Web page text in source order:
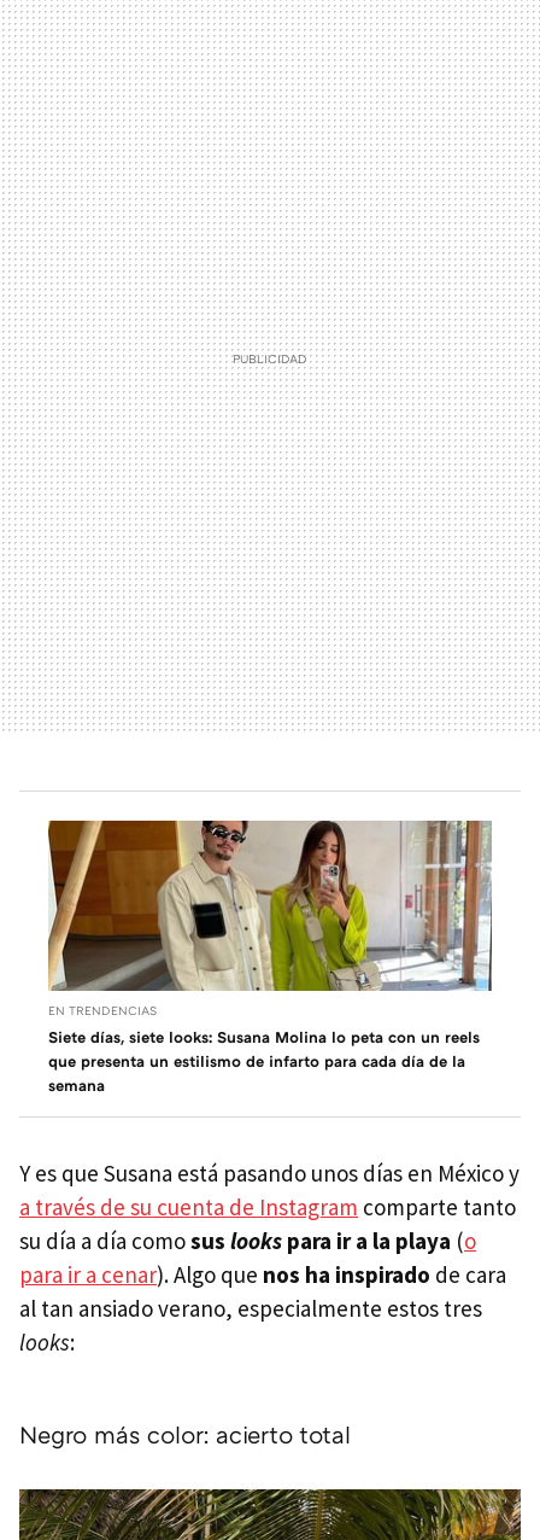
EN TRENDENCIAS
Siete días, siete looks: Susana Molina lo peta con un reels
que presenta un estilismo de infarto para cada día de la
semana
Y es que Susana está pasando unos días en México y
a través de su cuenta de Instagram comparte tanto
su día a día comosus looks para ir a la playa (o
para ir a cenar). Algo que nos ha inspirado de cara
al tan ansiado verano, especialmente estos tres
looks:
Negro más color: acierto total